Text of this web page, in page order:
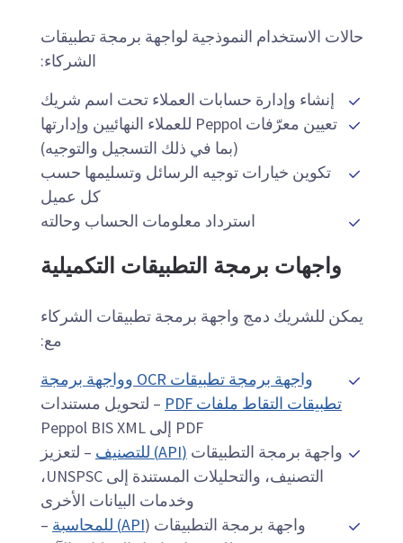
حالات الاستخدام النموذجية لواجهة برمجة تطبيقات
الشركاء:
إنشاء وإدارة حسابات العملاء تحت اسم شريك
تعيين معرّفات Peppol للعملاء النهائيين وإدارتها
(بما في ذلك التسجيل والتوجيه)
تكوين خيارات توجيه الرسائل وتسليمها حسب
كل عميل
استرداد معلومات الحساب وحالته
واجهات برمجة التطبيقات التكميلية
يمكن للشريك دمج واجهة برمجة تطبيقات الشركاء
مع:
واجهة برمجة تطبيقات OCR وواجهة برمجة
تطبيقات التقاط ملفات PDF
– لتحويل مستندات
PDF إلى Peppol BIS XML
واجهة برمجة التطبيقات (API) للتصنيف
– لتعزيز
التصنيف، والتحليلات المستندة إلى UNSPSC،
وخدمات البيانات الأخرى
واجهة برمجة التطبيقات (API) للمحاسبة
–